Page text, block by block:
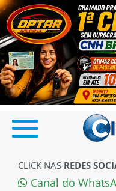
CLICK NAS REDES
Canal do